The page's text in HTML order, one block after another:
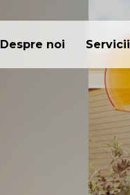
Despre noi Servicii